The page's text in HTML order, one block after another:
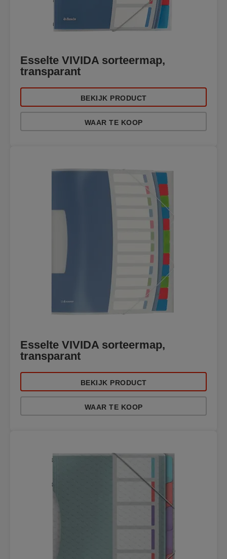
Esselte VIVIDA sorteermap,
transparant
BEKIJK PRODUCT
WAAR TE KOOP
Esselte VIVIDA sorteermap,
transparant
BEKIJK PRODUCT
WAAR TE KOOP